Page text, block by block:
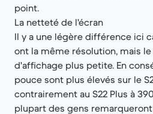
point.
La netteté de l'écran
Il y a une légère différence ici
ont la même résolution, mais le
d'affichage plus petite. En
pouce sont plus élevés sur le
contrairement au S22 Plus à
plupart des gens